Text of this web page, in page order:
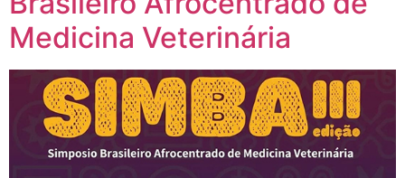
Medicina Veterinária